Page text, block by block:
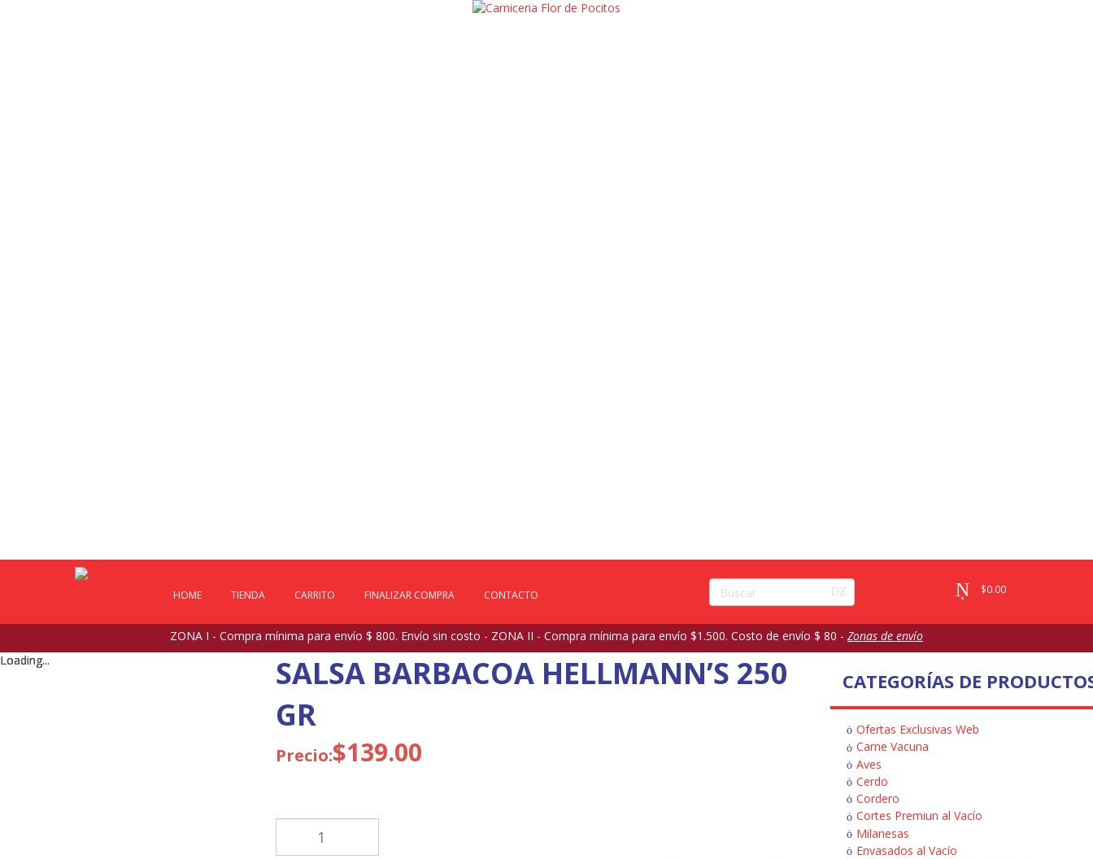
HOME TIENDA CARRITO FINALIZAR COMPRA CONTACTO $0.00
ZONA I - Compra mínima para envío $ 800. Envío sin costo - ZONA II - Compra mínima para envío $1.500. Costo de envío $ 80 - Zonas de envío
Loading...
Loading...
Loading...
Loading...
SALSA BARBACOA HELLMANN’S 250
GR
Precio:$139.00
SALSA
BARBACOA
CATEGORÍAS DE
Ofertas Exclusivas Web
Carne Vacuna
Aves
Cerdo
Cordero
Cortes Premiun al Vacío
Milanesas
Envasados al Vacío